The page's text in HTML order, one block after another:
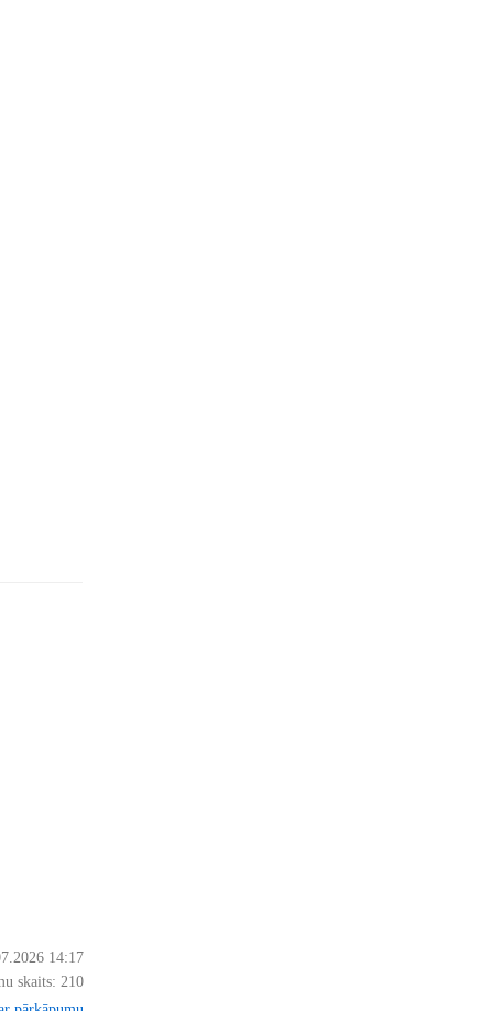
14:17
skaits: 210